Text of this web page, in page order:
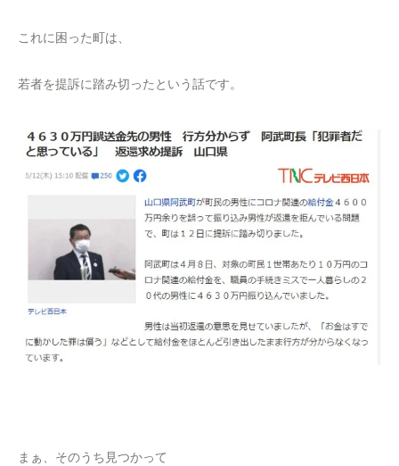
これに困った町は、
若者を提訴に踏み切ったという話です。
まぁ、そのうち見つかって